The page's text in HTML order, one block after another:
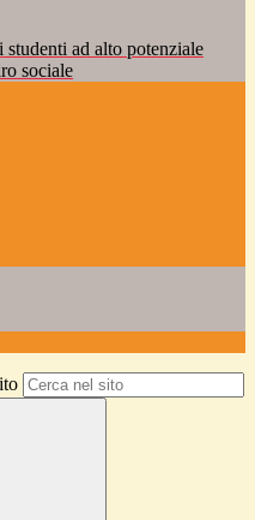
ad alto potenziale
sociale